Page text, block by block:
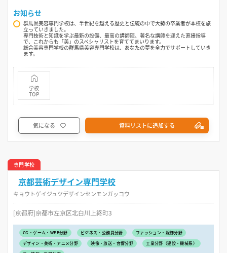
お知らせ
群馬県美容専門学校は、半世紀を越える歴史と伝統の中で大勢の卒業者が本校を旅
立っていきました。
専門技術と知識を学ぶ最新の設備、最高の講師陣、著名な講師を迎えた直接指導
で、これからも「美」のスペシャリストを育ててまいります。
総合美容専門学校の群馬県美容専門学校は、あなたの夢を全力でサポートしていき
ます。
学校
TOP
気になる 資料リストに追加する
専門学校
京都芸術デザイン専門学校
キョウトゲイジュツデザインセンモンガッコウ
[京都府]京都市左京区北白川上終町3
CG・ゲーム・WEB分野 ビジネス・公務員分野
ファッション・服飾分野
デザイン・美術・アニメ分野
映像・放送・音響分野
工業分野（建設・機械系）